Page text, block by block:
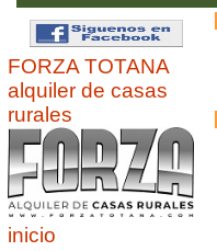
FORZA TOTANA
alquiler de casas
rurales
inicio